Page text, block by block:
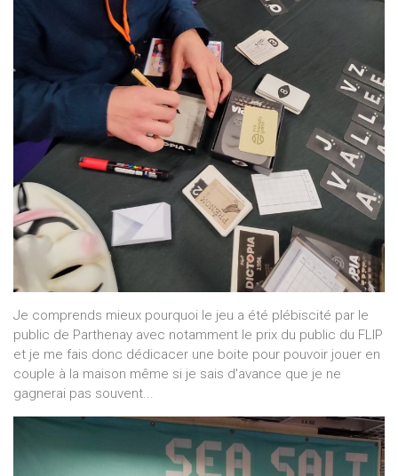
Je comprends mieux pourquoi le jeu a été plébiscité par le
public de Parthenay avec notamment le prix du public du FLIP
et je me fais donc dédicacer une boite pour pouvoir jouer en
couple à la maison même si je sais d'avance que je ne
gagnerai pas souvent...